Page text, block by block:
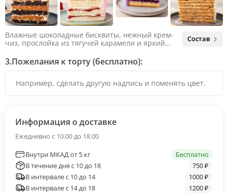
Влажные шоколадные бисквиты, нежный крем-
чиз, прослойка из тягучей карамели и яркий
яркий вкус шоколада и тягучей карамели, не
оставляя ни единого шанса остаться
Состав
3.Пожелания к торту (бесплатно):
Информация о доставке
Ежедневно с 10.00 до 18.00
Внутри МКАД от 5 кг
Бесплатно
В течение дня с 10 до 18
750 ₽
В интервале с 10 до 14
1000 ₽
В интервале с 14 до 18
1200 ₽